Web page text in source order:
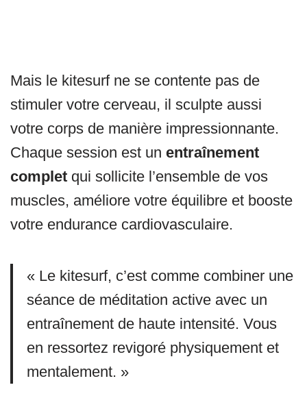
Mais le kitesurf ne se contente pas de
stimuler votre cerveau, il sculpte aussi
votre corps de manière impressionnante.
Chaque session est un entraînement
complet qui sollicite l’ensemble de vos
muscles, améliore votre équilibre et booste
votre endurance cardiovasculaire.
« Le kitesurf, c’est comme combiner une
séance de méditation active avec un
entraînement de haute intensité. Vous
en ressortez revigoré physiquement et
mentalement. »